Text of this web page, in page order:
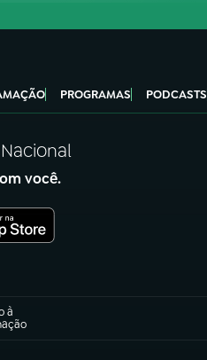
PROGRAMAS PODCASTS
você.
à